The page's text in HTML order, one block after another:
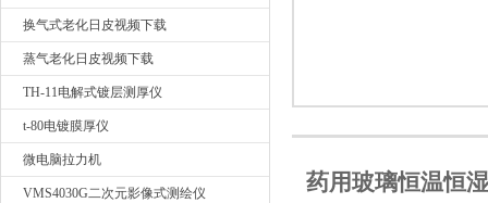
换气式老化日皮视频下载
蒸气老化日皮视频下载
TH-11电解式镀层测厚仪
t-80电镀膜厚仪
微电脑拉力机
VMS4030G二次元影像式测绘仪
药用玻璃恒温恒